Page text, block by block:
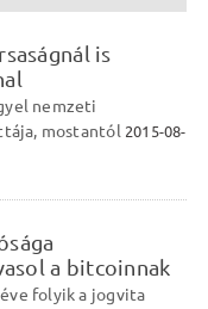
is
nemzeti
mostantól 2015-08-
a bitcoinnak
folyik a jogvita